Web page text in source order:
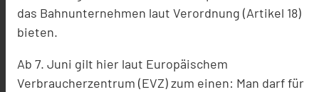
das Bahnunternehmen laut Verordnung (Artikel 18)
bieten.
Ab 7. Juni gilt hier laut Europäischem
Verbraucherzentrum (EVZ) zum einen: Man darf für